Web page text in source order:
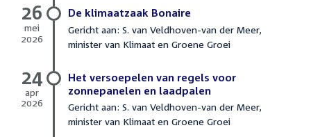
De klimaatzaak Bonaire
Gericht aan: S. van Veldhoven-van der Meer,
minister van Klimaat en Groene Groei
26
mei
2026
2026
Het versoepelen van regels voor
zonnepanelen en laadpalen
Gericht aan: S. van Veldhoven-van der Meer,
minister van Klimaat en Groene Groei
24
apr
2026